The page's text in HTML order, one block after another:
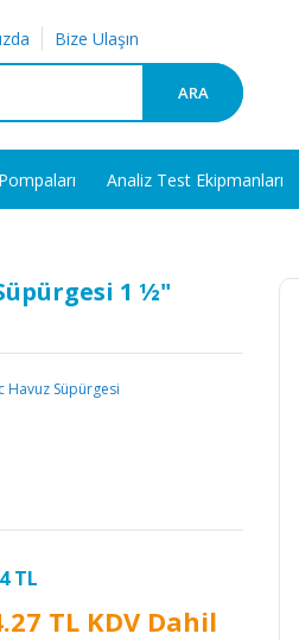
Bize Ulaşın
ARA
Analiz Test Ekipmanları
1 ½"
Havuz Süpürgesi
TL
TL KDV Dahil